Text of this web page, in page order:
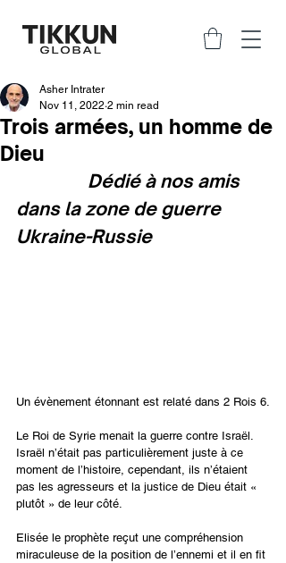
Trois armées, un homme de
Dieu
Asher Intrater
Nov 11, 2022 2 min read
dans la zone de guerre
Ukraine-Russie
Un évènement étonnant est relaté dans 2 Rois 6.
Le Roi de Syrie menait la guerre contre Israël.
Israël n’était pas particulièrement juste à ce
moment de l’histoire, cependant, ils n’étaient
pas les agresseurs et la justice de Dieu était «
plutôt » de leur côté.
Elisée le prophète reçut une compréhension
miraculeuse de la position de l’ennemi et il en fit